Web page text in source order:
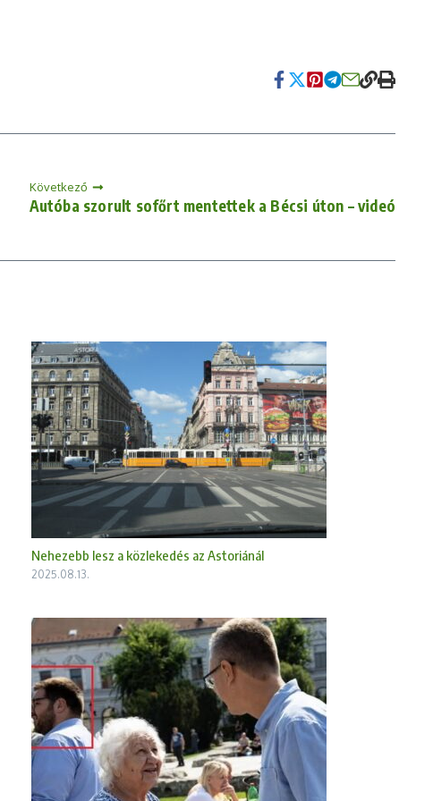
Következő
Autóba szorult sofőrt mentettek a Bécsi úton – videó
Nehezebb lesz a közlekedés az Astoriánál
2025.08.13.